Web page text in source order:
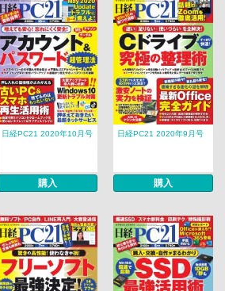
日経PC21 2020年10月号
購入
日経PC21 2020年9月号
購入